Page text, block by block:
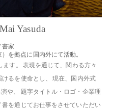
Yasuda
書家
を拠点に国内外にて活動。
す。 表現を通じて、関わる方々
るを使命とし、 現在、国内外式
や、 題字タイトル・ロゴ・企業理
を通じてお仕事をさせていただい